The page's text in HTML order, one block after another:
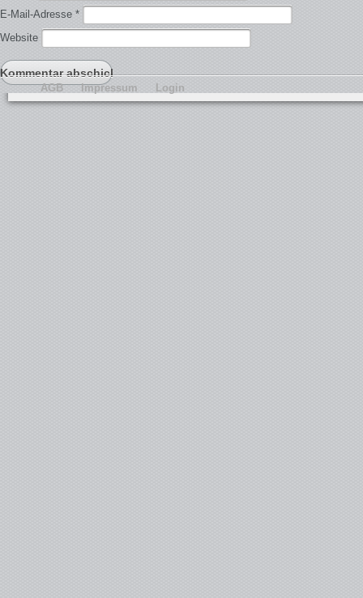
E-Mail-Adresse *
Website
AGB Impressum Login